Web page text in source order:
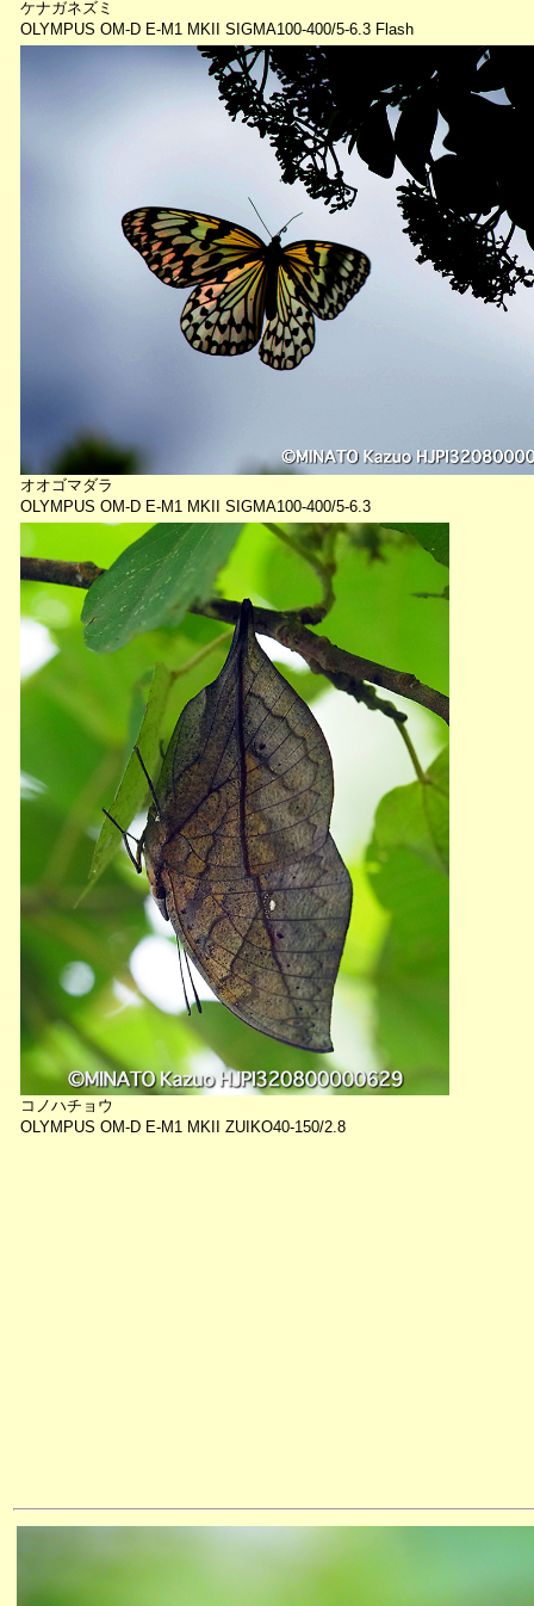
ケナガネズミ
OLYMPUS OM-D E-M1 MKII SIGMA100-400/5-6.3 Flash
オオゴマダラ
OLYMPUS OM-D E-M1 MKII SIGMA100-400/5-6.3
コノハチョウ
OLYMPUS OM-D E-M1 MKII ZUIKO40-150/2.8